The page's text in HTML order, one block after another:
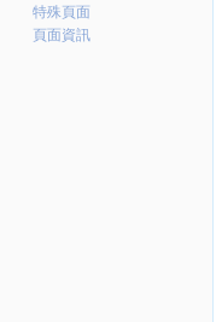
特殊頁面
頁面資訊